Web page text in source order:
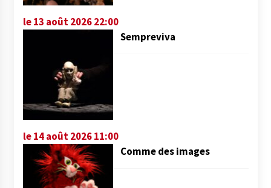
le 13 août 2026 22:00
Sempreviva
le 14 août 2026 11:00
Comme des images